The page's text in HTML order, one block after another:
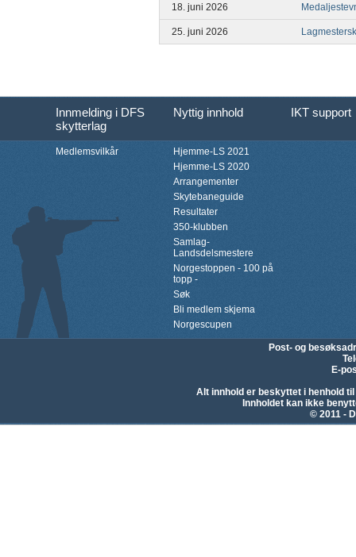
18. juni 2026
25. juni 2026
Innmelding i DFS
skytterlag
Nyttig innhold IKT support
Medlemsvilkår
Hjemme-LS 2021
Hjemme-LS 2020
Arrangementer
Skytebaneguide
Resultater
350-klubben
Samlag-
Landsdelsmestere
Norgestoppen - 100 på
topp -
Søk
Bli medlem skjema
Norgescupen
Post- og
E-
Alt innhold er beskyttet i henhold
Innholdet kan ikke
© 2011 -